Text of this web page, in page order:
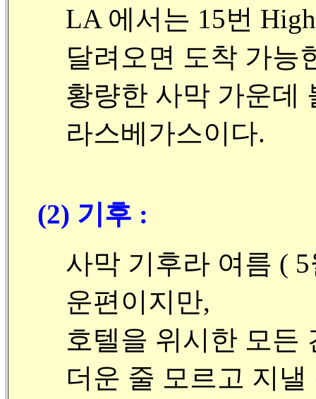
LA 에서는 15번
달려오면 도착 가능
황량한 사막 가운데
라스베가스이다.
(2) 기후 :
사막 기후라 여름 (
운편이지만,
호텔을 위시한 모든
더운 줄 모르고 지